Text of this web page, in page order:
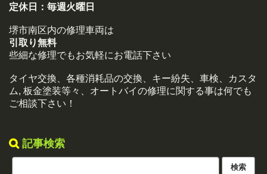
定休日： 毎週火曜日
堺市南区内の修理車両は
引取り無料
些細な修理でもお気軽にお電話下さい
タイヤ交換、各種消耗品の交換、キー紛失、車検、カスタ
ム, 板金塗装等々、オートバイの修理に関する事は何でも
ご相談下さい！
記事検索